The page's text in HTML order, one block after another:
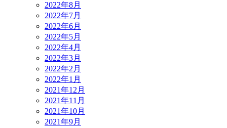
2022年8月
2022年7月
2022年6月
2022年5月
2022年4月
2022年3月
2022年2月
2022年1月
2021年12月
2021年11月
2021年10月
2021年9月